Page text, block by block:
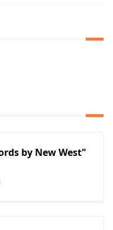
by New West"